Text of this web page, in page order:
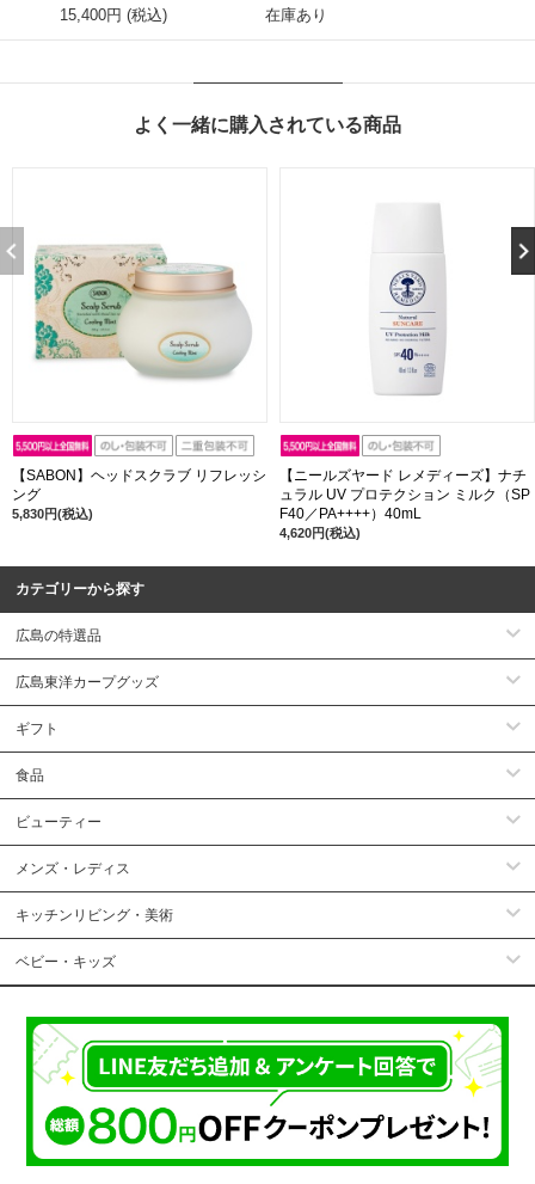
15,400円 (税込) 在庫あり
よく一緒に購入されている商品
【SABON】ヘッドスクラブ リフレッシ
ング
5,830円(税込)
【ニールズヤード レメディーズ】ナチ
ュラル UV プロテクション ミルク（SP
F40／PA++++）40mL
4,620円(税込)
カテゴリーから探す
広島の特選品
広島東洋カープグッズ
ギフト
食品
ビューティー
メンズ・レディス
キッチンリビング・美術
ベビー・キッズ